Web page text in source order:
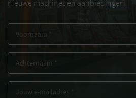
nieuwe machines en aanbiedingen